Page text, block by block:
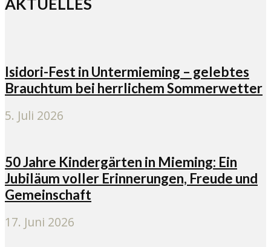
AKTUELLES
Isidori-Fest in Untermieming – gelebtes
Brauchtum bei herrlichem Sommerwetter
5. Juli 2026
50 Jahre Kindergärten in Mieming: Ein
Jubiläum voller Erinnerungen, Freude und
Gemeinschaft
17. Juni 2026